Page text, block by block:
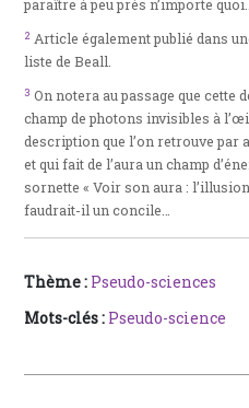
paraître à peu près n’importe
2 Article également publié dans
liste de Beall.
3 On notera au passage que cette
champ de photons invisibles à
description que l’on retrouve par
et qui fait de l’aura un champ
sornette « Voir son aura : l’illusion
faudrait-il un concile…
Thème : Pseudo-sciences
Mots-clés : Pseudo-science